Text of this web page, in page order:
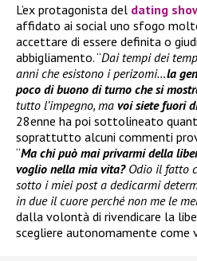
L’ex protagonista del dating
affidato ai social uno sfogo
accettare di essere definita o
abbigliamento. “Dai tempi dei
anni che esistono i perizomi…la
poco di buono di turno che si
tutto l’impegno, ma voi siete fuori
28enne ha poi sottolineato
soprattutto alcuni commenti
“Ma chi può mai privarmi della
voglio nella mia vita? Odio il fatto
sotto i miei post a dedicarmi
in due il cuore perché non me le
dalla volontà di rivendicare la
scegliere autonomamente come